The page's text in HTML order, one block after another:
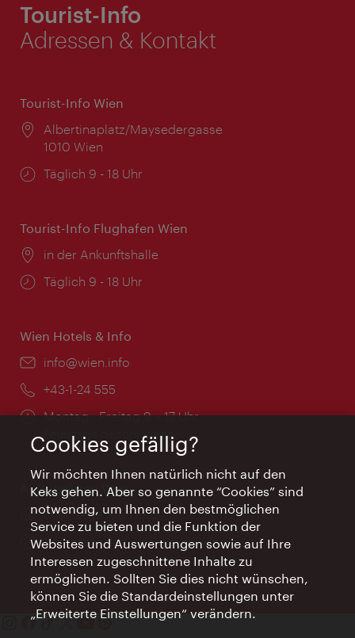
Tourist-Info
Adressen & Kontakt
Tourist-Info Wien
Ort:
Albertinaplatz/Maysedergasse
1010 Wien
Öffnungszeiten:
Täglich 9 - 18 Uhr
Tourist-Info Flughafen Wien
Ort:
in der Ankunftshalle
Öffnungszeiten:
Täglich 9 - 18 Uhr
Wien Hotels & Info
Email:
info@wien.info
Telefon:
+43-1-24 555
Öffnungszeiten:
Montag - Freitag 9 – 17 Uhr
Feiertags geschlossen
AI Concierge Wien
Ort:
concierge.wien.info
Öffnungszeiten:
Informationen rund um die Uhr
Cookies gefällig?
Wir möchten Ihnen natürlich nicht auf den
Keks gehen. Aber so genannte “Cookies” sind
notwendig, um Ihnen den bestmöglichen
Service zu bieten und die Funktion der
Websites und Auswertungen sowie auf Ihre
Interessen zugeschnittene Inhalte zu
ermöglichen. Sollten Sie dies nicht wünschen,
können Sie die Standardeinstellungen unter
„Erweiterte Einstellungen“ verändern.